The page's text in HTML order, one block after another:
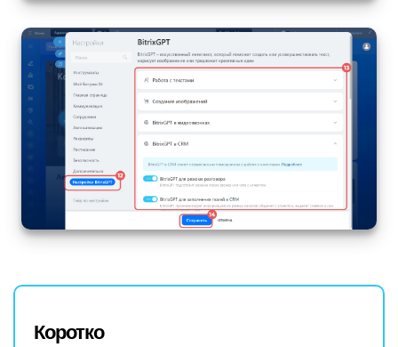
Коротко